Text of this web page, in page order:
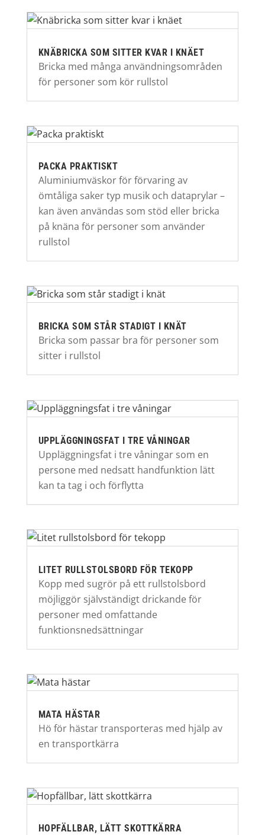
KNÄBRICKA SOM SITTER KVAR I KNÄET
Bricka med många användningsområden
för personer som kör rullstol
PACKA PRAKTISKT
Aluminiumväskor för förvaring av
ömtåliga saker typ musik och dataprylar –
kan även användas som stöd eller bricka
på knäna för personer som använder
rullstol
BRICKA SOM STÅR STADIGT I KNÄT
Bricka som passar bra för personer som
sitter i rullstol
UPPLÄGGNINGSFAT I TRE VÅNINGAR
Uppläggningsfat i tre våningar som en
persone med nedsatt handfunktion lätt
kan ta tag i och förflytta
LITET RULLSTOLSBORD FÖR TEKOPP
Kopp med sugrör på ett rullstolsbord
möjliggör självständigt drickande för
personer med omfattande
funktionsnedsättningar
MATA HÄSTAR
Hö för hästar transporteras med hjälp av
en transportkärra
HOPFÄLLBAR, LÄTT SKOTTKÄRRA